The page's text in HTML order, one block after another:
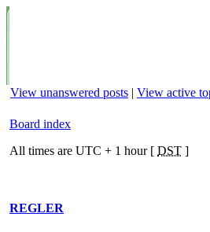
View unanswered posts | View active
Board index
All times are UTC + 1 hour [ DST ]
REGLER